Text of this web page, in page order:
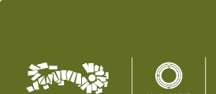
Barra
lateral